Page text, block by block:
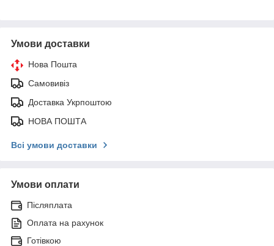
Умови доставки
Нова Пошта
Самовивіз
Доставка Укрпоштою
НОВА ПОШТА
Всі умови доставки
Умови оплати
Післяплата
Оплата на рахунок
Готівкою